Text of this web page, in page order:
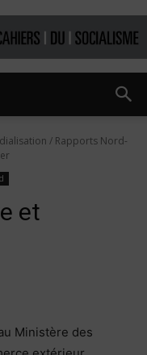
/ Rapports Nord-
et
Ministère des